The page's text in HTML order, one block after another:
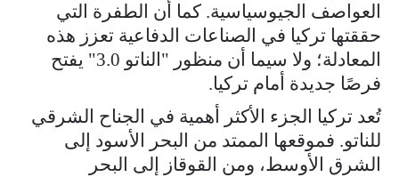
العواصف الجيوسياسية. كما أن الطفرة التي
حققتها تركيا في الصناعات الدفاعية تعزز هذه
المعادلة؛ ولا سيما أن منظور "الناتو 3.0" يفتح
فرصًا جديدة أمام تركيا.
تُعد تركيا الجزء الأكثر أهمية في الجناح الشرقي
للناتو. فموقعها الممتد من البحر الأسود إلى
الشرق الأوسط، ومن القوقاز إلى البحر